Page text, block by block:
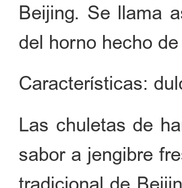
Beijing. Se llama
del horno hecho
Características:
Las chuletas de
sabor a jengibre